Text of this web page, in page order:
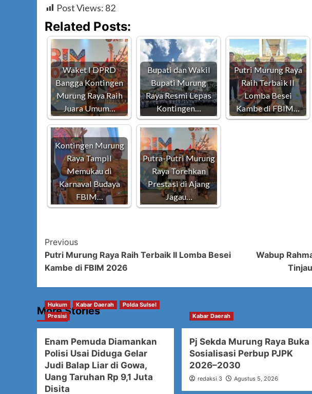
Post Views: 82
Related Posts:
Waket I DPRD
Bangga Kontingen
Murung Raya Raih
Juara Umum…
Bupati dan Wakil
Bupati Murung
Raya Resmi Lepas
Kontingen…
Putri Murung Raya
Raih Terbaik II
Lomba Besei
Kambe di FBIM…
Kontingen Murung
Raya Tampil
Memukau di
Karnaval Budaya
FBIM…
Putra-Putri Murung
Raya Torehkan
Prestasi di Ajang
Jagau…
Post
Navigation
Previous
Putri Murung Raya Raih Terbaik II Lomba Besei
Kambe di FBIM 2026
Wabup
More Stories
Hukum Kabar Daerah
Polda Sulsel
Presisi
Enam Pemuda Diamankan
Polisi Usai Diduga Gelar
Judi Balap Liar di Gowa,
Uang Taruhan Rp 9,1 Juta
Disita
Kabar Daerah
Pj Sekda Murung Raya Buka
Sosialisasi Perbup PJPK
2026–2030
redaksi 3 Agustus 5, 2026